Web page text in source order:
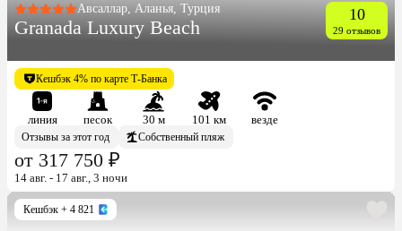
Авсаллар, Аланья, Турция
Granada Luxury Beach
10
29 отзывов
Кешбэк 4% по карте Т-Банка
линия песок 30 м 101 км
везде
Отзывы за этот год
Собственный пляж
от 317 750 ₽
14 авг. - 17 авг., 3 ночи
Кешбэк + 4 821